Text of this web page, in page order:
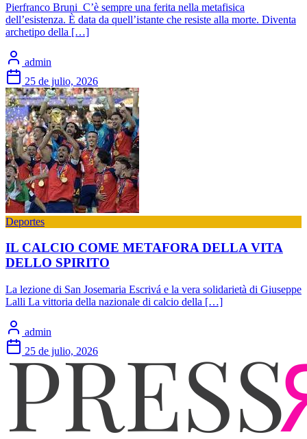
Pierfranco Bruni C’è sempre una ferita nella metafisica
dell’esistenza. È data da quell’istante che resiste alla morte. Diventa
archetipo della […]
admin
25 de julio, 2026
Deportes
IL CALCIO COME METAFORA DELLA VITA
DELLO SPIRITO
La lezione di San Josemaria Escrivá e la vera solidarietà di Giuseppe
Lalli La vittoria della nazionale di calcio della […]
admin
25 de julio, 2026